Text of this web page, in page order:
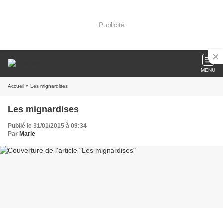
Publicité
MENU
Accueil » Les mignardises
Les mignardises
Publié le 31/01/2015 à 09:34
Par Marie